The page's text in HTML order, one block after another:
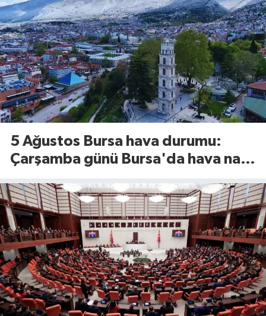
5 Ağustos Bursa hava durumu:
Çarşamba günü Bursa'da hava nasıl